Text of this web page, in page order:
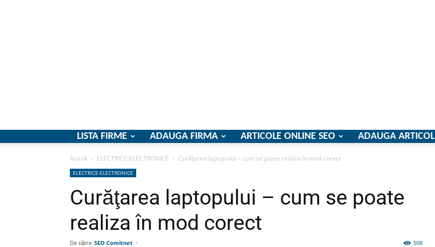
LISTA FIRME ADAUGA FIRMA ARTICOLE ONLINE SEO ADAUGA ARTICOL
Acasă ELECTRICE-ELECTRONICE Curăţarea laptopului – cum se poate realiza în mod corect
ELECTRICE-ELECTRONICE
Curăţarea laptopului – cum se poate
realiza în mod corect
De către SEO Comitnet - 508